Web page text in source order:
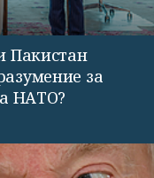
Пакистан
за
НАТО?